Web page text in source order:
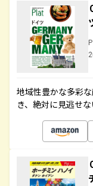
地域性豊かな多彩
き、絶対に見逃せ